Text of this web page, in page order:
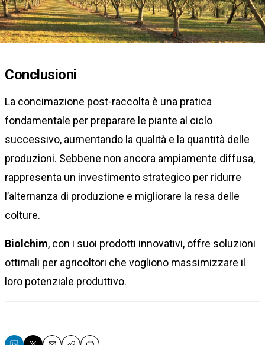
Conclusioni
La concimazione post-raccolta è una pratica
fondamentale per preparare le piante al ciclo
successivo, aumentando la qualità e la quantità delle
produzioni. Sebbene non ancora ampiamente diffusa,
rappresenta un investimento strategico per ridurre
l’alternanza di produzione e migliorare la resa delle
colture.
Biolchim, con i suoi prodotti innovativi, offre soluzioni
ottimali per agricoltori che vogliono massimizzare il
loro potenziale produttivo.